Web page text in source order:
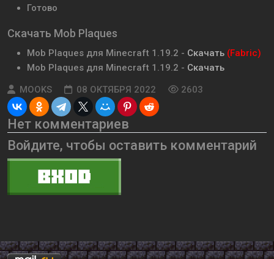
Готово
Скачать Mob Plaques
Mob Plaques для Minecraft 1.19.2 - Скачать (Fabric)
Mob Plaques для Minecraft 1.19.2 - Скачать
MOOKS
08 ОКТЯБРЯ 2022 2603
Нет комментариев
Войдите, чтобы оставить комментарий